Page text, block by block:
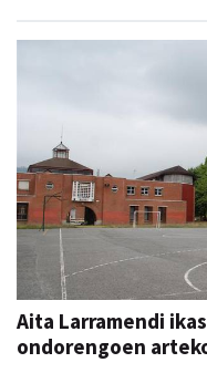
Aita Larramendi
ondorengoen